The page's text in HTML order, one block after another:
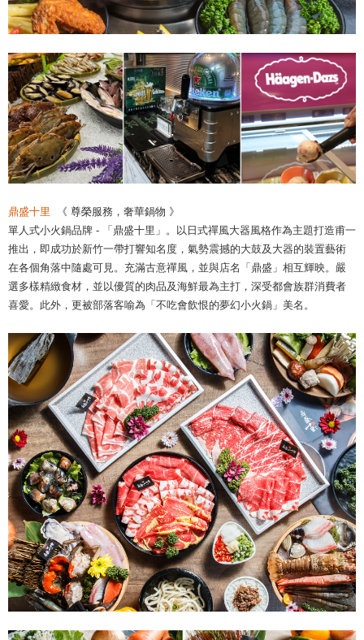
鼎盛十里
《 尊榮服務，奢華鍋物 》
單人式小火鍋品牌 - 「鼎盛十里」。以日式禪風大器風格作為主題打造甫一
推出，即成功於新竹一帶打響知名度，氣勢震撼的大鼓及大器的裝置藝術
在各個角落中隨處可見。充滿古意禪風，並與店名「鼎盛」相互輝映。嚴
選多樣精緻食材，並以優質的肉品及海鮮最為主打，深受都會族群消費者
喜愛。此外，更被部落客喻為「不吃會飲恨的夢幻小火鍋」美名。